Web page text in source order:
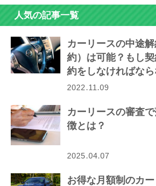
人気の記事一覧
カーリースの中途
約）は可能？もし
約をしなければな
ら…
2022.11.09
カーリースの審査
徴とは？
2025.04.07
お得な月額制のカ